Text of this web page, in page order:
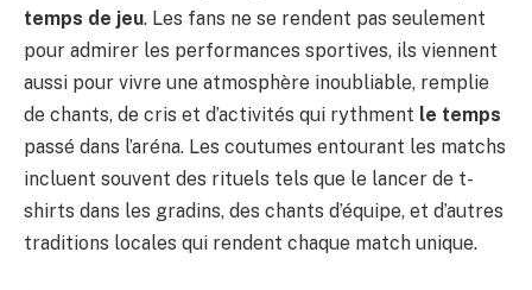
temps de jeu. Les fans ne se rendent pas seulement
pour admirer les performances sportives, ils viennent
aussi pour vivre une atmosphère inoubliable, remplie
de chants, de cris et d’activités qui rythment le temps
passé dans l’aréna. Les coutumes entourant les matchs
incluent souvent des rituels tels que le lancer de t-
shirts dans les gradins, des chants d’équipe, et d’autres
traditions locales qui rendent chaque match unique.